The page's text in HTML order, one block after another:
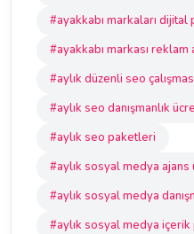
#ayakkabı markaları dijital
#ayakkabı markası reklam
#aylık düzenli seo
#aylık seo danışmanlık
#aylık seo paketleri
#aylık sosyal medya
#aylık sosyal medya
#aylık sosyal medya içerik